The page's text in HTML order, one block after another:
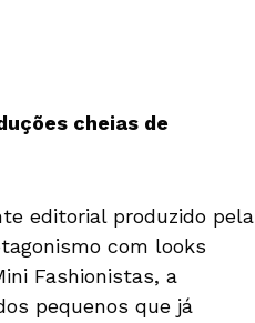
cheias de
editorial produzido pela
com looks
Fashionistas, a
pequenos que já